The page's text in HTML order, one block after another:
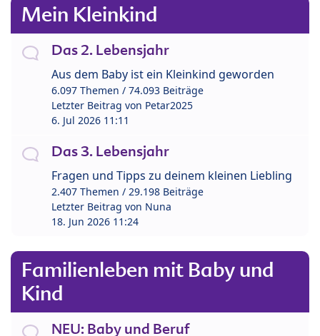
Mein Kleinkind
Das 2. Lebensjahr
Aus dem Baby ist ein Kleinkind geworden
6.097 Themen / 74.093 Beiträge
Letzter Beitrag von Petar2025
6. Jul 2026 11:11
Das 3. Lebensjahr
Fragen und Tipps zu deinem kleinen Liebling
2.407 Themen / 29.198 Beiträge
Letzter Beitrag von Nuna
18. Jun 2026 11:24
Familienleben mit Baby und
Kind
NEU: Baby und Beruf